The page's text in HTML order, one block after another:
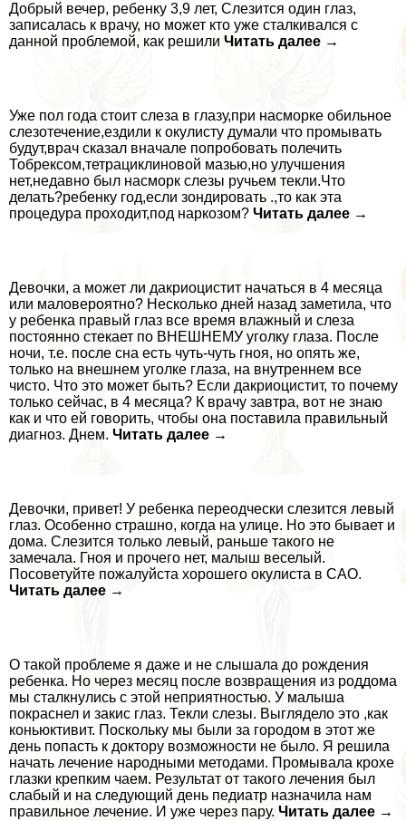
Добрый вечер, ребенку 3,9 лет, Слезится один глаз,
записалась к врачу, но может кто уже сталкивался с
данной проблемой, как решили Читать далее →
Уже пол года стоит слеза в глазу,при насморке обильное
слезотечение,ездили к окулисту думали что промывать
будут,врач сказал вначале попробовать полечить
Тобрексом,тетрациклиновой мазью,но улучшения
нет,недавно был насморк слезы ручьем текли.Что
делать?ребенку год,если зондировать .,то как эта
процедypa проходит,под наркозом? Читать далее →
Девочки, а может ли дакриоцистит начаться в 4 месяца
или маловероятно? Несколько дней назад заметила, что
у ребенка правый глаз все время влажный и слеза
постоянно стекает по ВНЕШНЕМУ уголку глаза. После
ночи, т.е. после сна есть чуть-чуть гноя, но опять же,
только на внешнем уголке глаза, на внутреннем все
чисто. Что это может быть? Если дакриоцистит, то почему
только сейчас, в 4 месяца? К врачу завтра, вот не знаю
как и что ей говорить, чтобы она поставила правильный
диагноз. Днем. Читать далее →
Девочки, привет! У ребенка переодчески слезится левый
глаз. Особенно страшно, когда на улице. Но это бывает и
дома. Слезится только левый, раньше такого не
замечала. Гноя и прочего нет, малыш веселый.
Посоветуйте пожалуйста хорошего окулиста в САО.
Читать далее →
О такой проблеме я даже и не слышала до рождения
ребенка. Но через месяц после возвращения из роддома
мы сталкнулись с этой неприятностью. У малыша
покраснел и закис глаз. Текли слезы. Выглядело это ,как
коньюктивит. Поскольку мы были за городом в этот же
день попасть к доктору возможности не было. Я решила
начать лечение народными методами. Промывала крохе
глазки крепким чаем. Результат от такого лечения был
слабый и на следующий день педиатр назначила нам
правильное лечение. И уже через пару. Читать далее →